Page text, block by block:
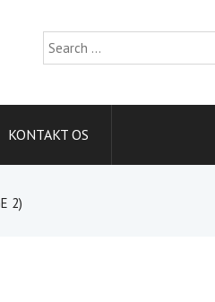
Search
for:
KONTAKT OS
2)